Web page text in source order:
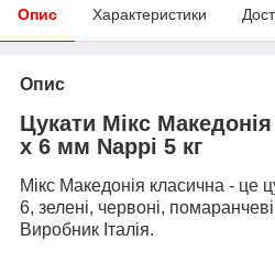
Опис Характеристики
Опис
Цукати Мікс
х 6 мм Nappi 5 кг
Мікс Македонія класична - це
6, зелені, червоні,
Виробник Італія.